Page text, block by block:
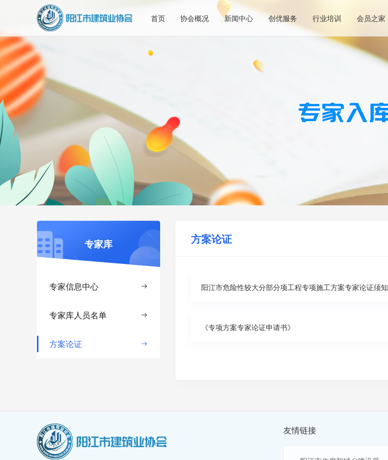
首页 协会概况 新闻中心 创优服务 行业培训 会员之家
专家库
专家信息中心 
专家库人员名单 
方案论证 
方案论证
阳江市危险性较大分部分项工程专项施工方案专家论证须知
《专项方案专家论证申请书》
友情链接